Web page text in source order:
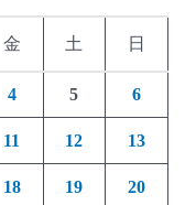
金 土 日
4 5 6
11 12 13
18 19 20